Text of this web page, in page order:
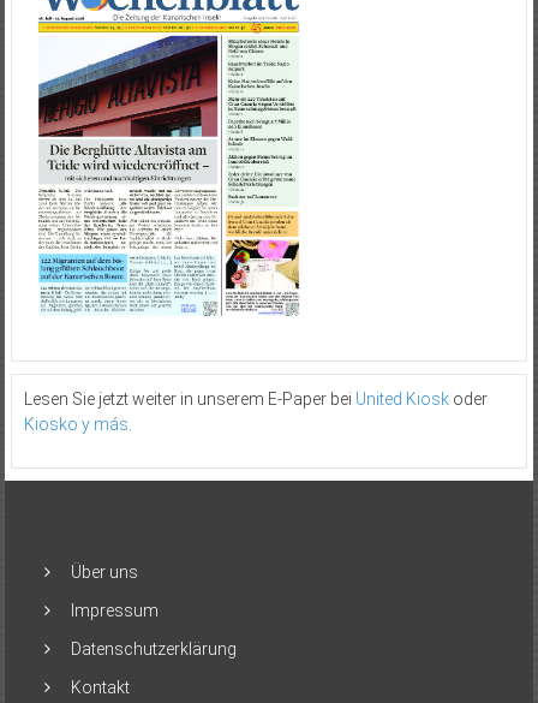
Lesen Sie jetzt weiter in unserem E-Paper bei United Kioskoder
Kiosko y más.
Über uns
Impressum
Datenschutzerklärung
Kontakt